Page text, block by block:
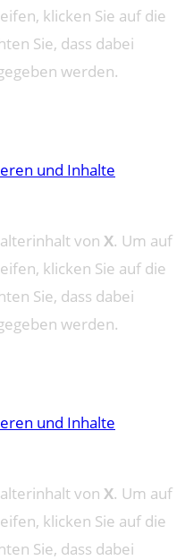
klicken Sie auf die
Sie, dass dabei
werden.
und Inhalte
von X. Um auf
klicken Sie auf die
Sie, dass dabei
werden.
und Inhalte
von X. Um auf
klicken Sie auf die
Sie, dass dabei